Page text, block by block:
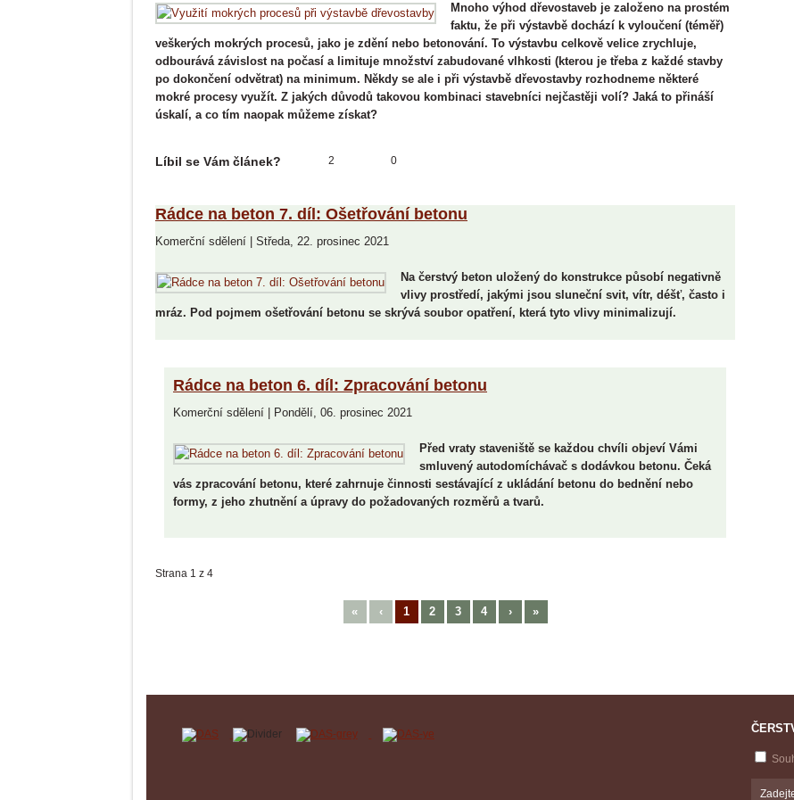
Mnoho výhod dřevostaveb je založeno na prostém
faktu, že při výstavbě dochází k vyloučení (téměř)
veškerých mokrých procesů, jako je zdění nebo betonování. To výstavbu celkově velice zrychluje,
odbourává závislost na počasí a limituje množství zabudované vlhkosti (kterou je třeba z každé stavby
po dokončení odvětrat) na minimum. Někdy se ale i při výstavbě dřevostavby rozhodneme některé
mokré procesy využít. Z jakých důvodů takovou kombinaci stavebníci nejčastěji volí? Jaká to přináší
úskalí, a co tím naopak můžeme získat?
Líbil se Vám článek? 0
2
Rádce na beton 7. díl: Ošetřování betonu
Komerční sdělení Středa, 22. prosinec 2021
Na čerstvý beton uložený do konstrukce působí negativně
vlivy prostředí, jakými jsou sluneční svit, vítr, déšť, často i
mráz. Pod pojmem ošetřování betonu se skrývá soubor opatření, která tyto vlivy minimalizují.
Rádce na beton 6. díl: Zpracování betonu
Komerční sdělení Pondělí, 06. prosinec 2021
Před vraty staveniště se každou chvíli objeví Vámi
smluvený autodomíchávač s dodávkou betonu. Čeká
vás zpracování betonu, které zahrnuje činnosti sestávající z ukládání betonu do bednění nebo
formy, z jeho zhutnění a úpravy do požadovaných rozměrů a tvarů.
Strana 1 z 4
« ‹ 1 2 3 4 › »